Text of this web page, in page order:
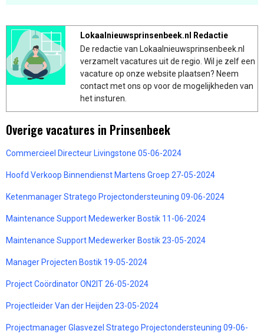
Lokaalnieuwsprinsenbeek.nl Redactie
De redactie van Lokaalnieuwsprinsenbeek.nl
verzamelt vacatures uit de regio. Wil je zelf een
vacature op onze website plaatsen? Neem
contact met ons op voor de mogelijkheden van
het insturen.
Overige vacatures in Prinsenbeek
Commercieel Directeur Livingstone 05-06-2024
Hoofd Verkoop Binnendienst Martens Groep 27-05-2024
Ketenmanager Stratego Projectondersteuning 09-06-2024
Maintenance Support Medewerker Bostik 11-06-2024
Maintenance Support Medewerker Bostik 23-05-2024
Manager Projecten Bostik 19-05-2024
Project Coördinator ON2IT 26-05-2024
Projectleider Van der Heijden 23-05-2024
Projectmanager Glasvezel Stratego Projectondersteuning 09-06-